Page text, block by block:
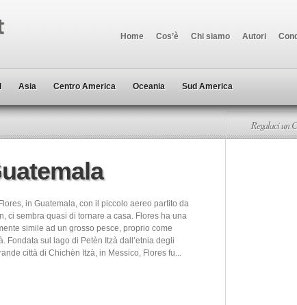
Home Cos’è Chi siamo Autori
Asia Centro America Oceania Sud America
in Guatemala, con il piccolo aereo partito da
ci sembra quasi di tornare a casa. Flores ha una
simile ad un grosso pesce, proprio come
Fondata sul lago di Petèn Itzà dall’etnia degli
città di Chichèn Itzà, in Messico, Flores fu...
Regalaci un